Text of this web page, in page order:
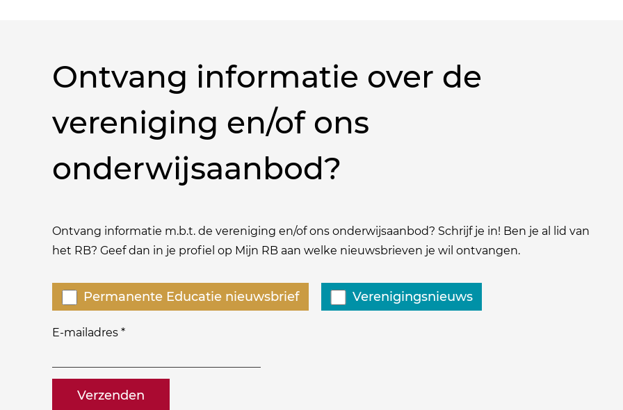
Ontvang informatie over de
vereniging en/of ons
onderwijsaanbod?
Ontvang informatie m.b.t. de vereniging en/of ons onderwijsaanbod? Schrijf je in! Ben je al lid van
het RB? Geef dan in je profiel op Mijn RB aan welke nieuwsbrieven je wil ontvangen.
E-mailadres *
naam@bedrijf.nl
Welke
nieuwsbrieven
zou
willen
ontvangen?
Permanente Educatie nieuwsbrief Verenigingsnieuws